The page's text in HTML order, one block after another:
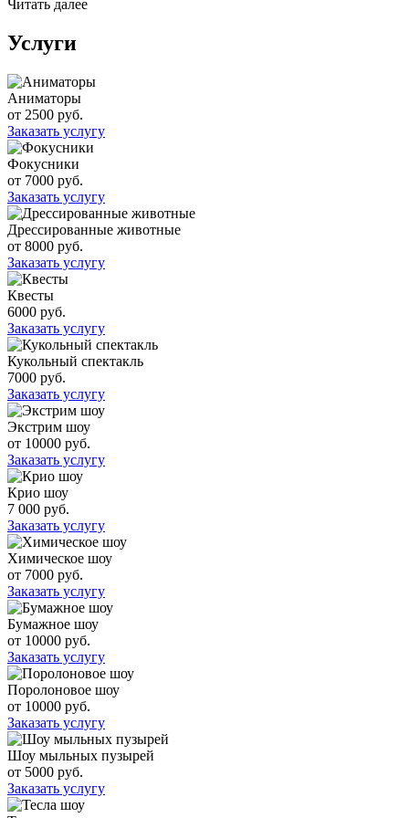
Читать далее
Услуги
Аниматоры
от 2500 руб.
Заказать услугу
Фокусники
от 7000 руб.
Заказать услугу
Дрессированные животные
от 8000 руб.
Заказать услугу
Квесты
6000 руб.
Заказать услугу
Кукольный спектакль
7000 руб.
Заказать услугу
Экстрим шоу
от 10000 руб.
Заказать услугу
Крио шоу
7 000 руб.
Заказать услугу
Химическое шоу
от 7000 руб.
Заказать услугу
Бумажное шоу
от 10000 руб.
Заказать услугу
Поролоновое шоу
от 10000 руб.
Заказать услугу
Шоу мыльных пузырей
от 5000 руб.
Заказать услугу